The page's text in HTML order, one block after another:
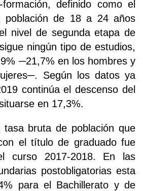
definido como el
población de 18 a 24 años
nivel de segunda etapa de
ningún tipo de estudios,
─21,7% en los hombres y
Según los datos ya
continúa el descenso del
en 17,3%.
bruta de población que
el título de graduado fue
curso 2017-2018. En las
postobligatorias esta
para el Bachillerato y de